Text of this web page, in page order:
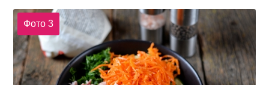
Фото 3